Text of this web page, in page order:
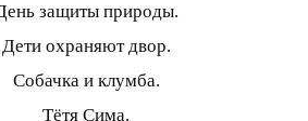
защиты природы.
Дети охраняют двор.
Собачка и клумба.
Тётя Сима.